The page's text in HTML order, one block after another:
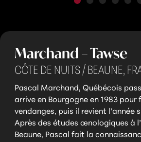
Marchand – Tawse
CÔTE DE NUITS / BEAUNE,
Pascal Marchand, Québécois
arrive en Bourgogne en 1983 pour
vendanges, puis il revient l’année
Après des études œnologiques à
Beaune, Pascal fait la